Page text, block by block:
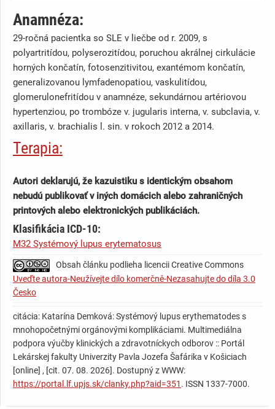
Anamnéza:
29-ročná pacientka so SLE v liečbe od r. 2009, s
polyartritídou, polyserozitídou, poruchou akrálnej cirkulácie
horných končatín, fotosenzitivitou, exantémom končatín,
generalizovanou lymfadenopatiou, vaskulitídou,
glomerulonefritídou v anamnéze, sekundárnou artériovou
hypertenziou, po trombóze v. jugularis interna, v. subclavia, v.
axillaris, v. brachialis l. sin. v rokoch 2012 a 2014.
Terapia:
Prešove pre bolesti brucha, vykonaná apendektómia.
15.01.2017 - vykonaná revízia dutiny brušnej pre rozvoj
paralytického ileu.
22.01.207- pre exacerbáciu SLE bola následne preložená na
interné oddelenie v Prešove, kde zahájená intenzívna
07.02.2017 - vzhľadom na potrebné plazmaferézy pacientka
preložená na IV. internú kliniku. Tu v spolupráci s
hemodialyzačným strediskom Logman vykonané opakované
plazmaferézy (10x), pokračujeme v imunosupresívnej terapii -
metylprednizolón (Solumedrol), cyklofosfamid (Endoxan),
intravenózny imunoglobulín. Napriek komplexnej terapii
pretrvávajú vysoké hladiny autoprotilátok (anti-dsDNA,
protilátky proti nukleozómom, ANA, anti-Sm, antiU1RNP),
stav pacientky progreduje. Zaznamenávame rozvoj lupusovej
Autori deklarujú, že kazuistiku s identickým obsahom
nebudú publikovať v iných domácich alebo zahraničných
printových alebo elektronických publikáciách.
Klasifikácia ICD-10:
M32 Systémový lupus erytematosus
Obsah článku podlieha licencii Creative Commons
Uveďte autora-Neužívejte dílo komerčně-Nezasahujte do díla 3.0
Česko
citácia: Katarína Demková: Systémový lupus erythematodes s
mnohopočetnými orgánovými komplikáciami. Multimediálna
podpora výučby klinických a zdravotníckych odborov :: Portál
Lekárskej fakulty Univerzity Pavla Jozefa Šafárika v Košiciach
[online] , [cit. 07. 08. 2026]. Dostupný z WWW:
https://portal.lf.upjs.sk/clanky.php?aid=351 . ISSN 1337-7000.